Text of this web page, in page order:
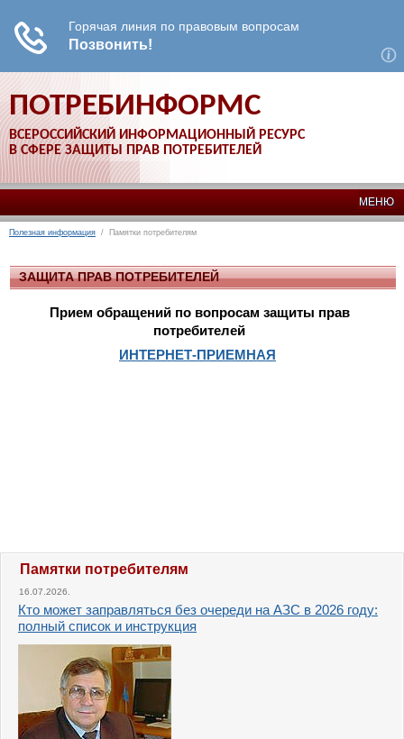
ПОТРЕБИНФОРМС
ВСЕРОССИЙСКИЙ ИНФОРМАЦИОННЫЙ РЕСУРС
В СФЕРЕ ЗАЩИТЫ ПРАВ ПОТРЕБИТЕЛЕЙ
МЕНЮ
Полезная информация / Памятки потребителям
ЗАЩИТА ПРАВ ПОТРЕБИТЕЛЕЙ
Прием обращений по вопросам защиты прав
потребителей
ИНТЕРНЕТ-ПРИЕМНАЯ
Памятки потребителям
16.07.2026.
Кто может заправляться без очереди на АЗС в 2026 году:
полный список и инструкция